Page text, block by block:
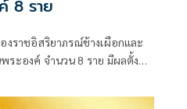
8 ราย
งราชอิสริยาภรณ์ช้างเผือกและ
ะองค์ จำนวน 8 ราย มีผลตั้งแต่